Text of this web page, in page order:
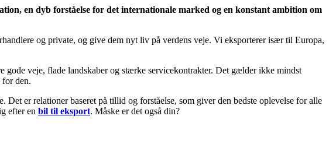
en dyb forståelse for det internationale marked og en konstant ambition om
og private, og give dem nyt liv på verdens veje. Vi eksporterer især til Europa,
veje, flade landskaber og stærke servicekontrakter. Det gælder ikke mindst
for den.
er relationer baseret på tillid og forståelse, som giver den bedste oplevelse for alle
efter en bil til eksport. Måske er det også din?